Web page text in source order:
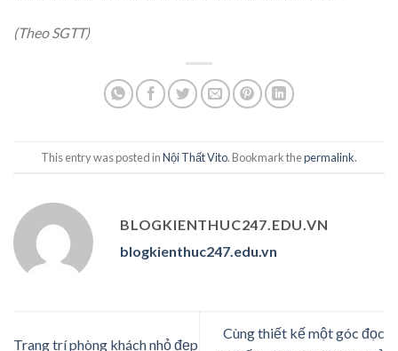
(Theo SGTT)
This entry was posted inNội Thất Vito. Bookmark thepermalink.
BLOGKIENTHUC247.EDU.VN
blogkienthuc247.edu.vn
Trang trí phòng khách nhỏ đẹp
Cùng thiết kế một góc đọc